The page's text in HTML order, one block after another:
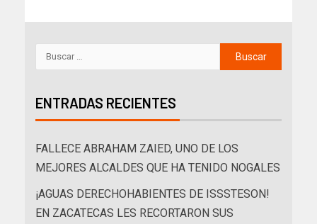
ENTRADAS RECIENTES
FALLECE ABRAHAM ZAIED, UNO DE LOS
MEJORES ALCALDES QUE HA TENIDO NOGALES
¡AGUAS DERECHOHABIENTES DE ISSSTESON!
EN ZACATECAS LES RECORTARON SUS